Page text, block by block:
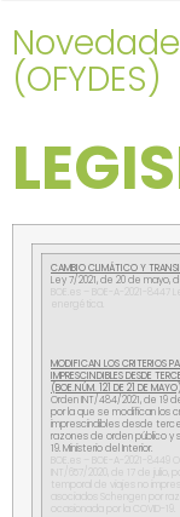
(OFYDES)
CAMBIO CLIMÁTICO Y
Ley 7/2021, de 20 de
BOE.es – BOE-A-2021-
energética.
MODIFICAN LOS CRITERIOS
IMPRESCINDIBLES DESDE
(BOE.NÚM. 121 DE 21 DE
Orden INT/484/2021, de 19
por la que se modifican los
imprescindibles desde
razones de orden público y
19. Ministerio del Interior.
BOE.es – BOE-A-2021-
INT/657/2020, de 17 de
temporal de viajes no
asociados Schengen por
ocasionada por la COVID-19.